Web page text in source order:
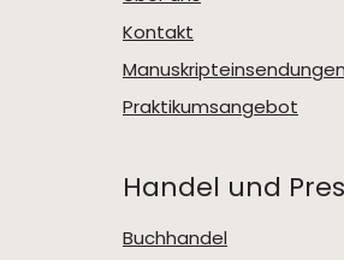
Kontakt
Manuskripteinsendungen
Praktikumsangebot
Handel und
Buchhandel